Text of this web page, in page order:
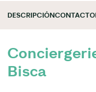
DESCRIPCIÓNCONTACTO
Bisca